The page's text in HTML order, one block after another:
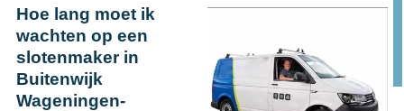
Hoe lang moet ik
wachten op een
slotenmaker in
Buitenwijk
Wageningen-